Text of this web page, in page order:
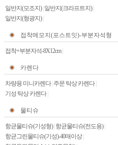
일반지(모조지)| 일반지(크라프트지)|
일반지(형광지)|
접착메모지(포스트잇)-부분자석형
접착+부분자석-8X12cm|
카렌다
차량용 미니카렌다| 주문 탁상 카렌다|
기성 탁상 카렌다|
물티슈
항균물티슈(기성형)| 항균물티슈(전도용)|
항균그린물티슈(기성)-40매이상|